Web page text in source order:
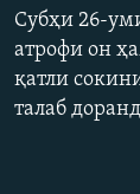
Русский
ПАЙГИРӢ КУНЕД
Субҳи 26-
атрофи он
қатли
талаб